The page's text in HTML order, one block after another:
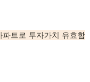
트로 투자가치 유효함